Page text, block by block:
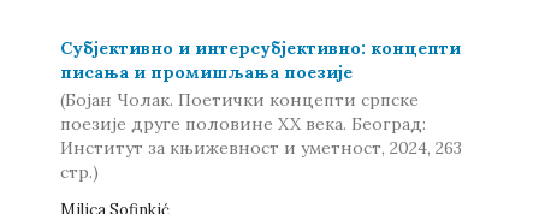
Субјективно и интерсубјективно: концепти
писања и промишљања поезије
(Бојан Чолак. Поетички концепти српске
поезије друге половине XX века. Београд:
Институт за књижевност и уметност, 2024, 263
стр.)
Milica Sofinkić